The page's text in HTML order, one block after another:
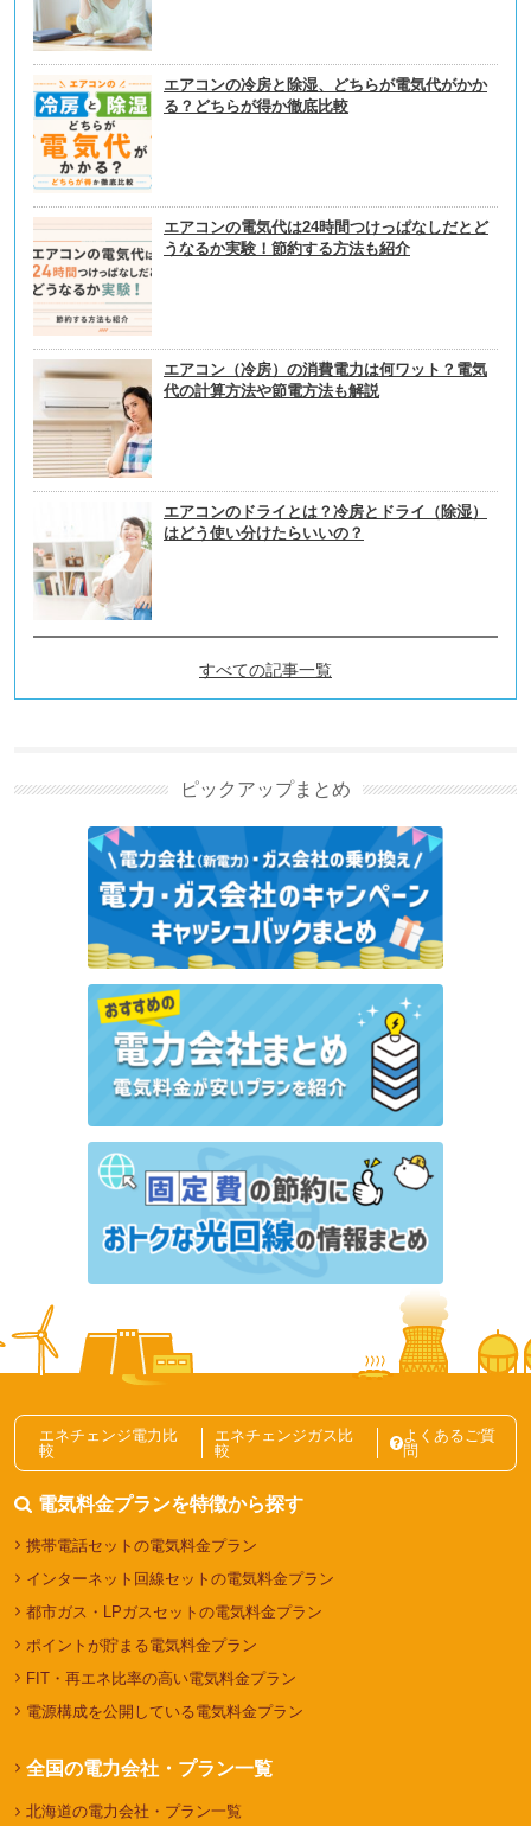
エアコンの冷房と除湿、どちらが電気代がかか
る？どちらが得か徹底比較
エアコンの電気代は24時間つけっぱなしだとど
うなるか実験！節約する方法も紹介
エアコン（冷房）の消費電力は何ワット？電気
代の計算方法や節電方法も解説
エアコンのドライとは？冷房とドライ（除湿）
はどう使い分けたらいいの？
すべての記事一覧
リボンエナジーのキャンペーン・特典情報｜10,000円
バリューでんきのキャンペーン・特典情報｜最大
27,000円キャッシュバック【2026年6月】
沖縄ガスニューパワーのキャンペーン・特典情報 キ
ャッシュバックなど特典はある？
リミックスでんきのキャンペーン・特典情報まとめ
キャッシュバックなど特典はある？
東邦ガスの電気のキャンペーン・特典情報｜5,000円
ピックアップまとめ
エネチェンジ電力比
較
エネチェンジガス比
較
よくあるご質
問
電気料金プランを特徴から探す
携帯電話セットの電気料金プラン
インターネット回線セットの電気料金プラン
都市ガス・LPガスセットの電気料金プラン
ポイントが貯まる電気料金プラン
FIT・再エネ比率の高い電気料金プラン
電源構成を公開している電気料金プラン
全国の電力会社・プラン一覧
北海道の電力会社・プラン一覧